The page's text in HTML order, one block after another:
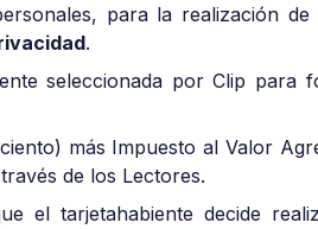
para la realización de
.
seleccionada por Clip para
más Impuesto al Valor
de los Lectores.
el tarjetahabiente decide